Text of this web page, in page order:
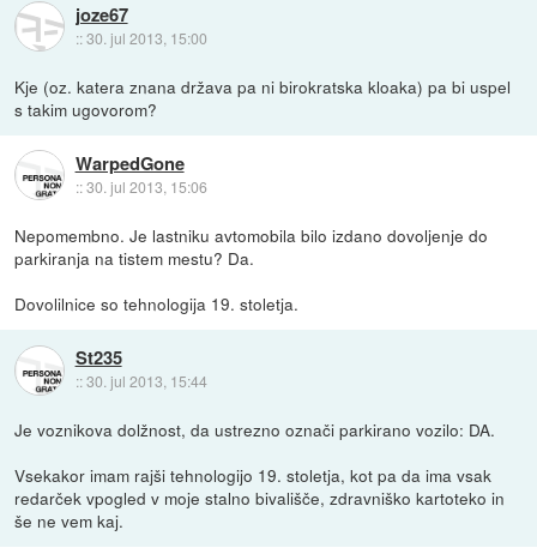
joze67
::30. jul 2013, 15:00
Kje (oz. katera znana država pa ni birokratska kloaka) pa bi uspel
s takim ugovorom?
WarpedGone
::30. jul 2013, 15:06
Nepomembno. Je lastniku avtomobila bilo izdano dovoljenje do
parkiranja na tistem mestu? Da.
Dovolilnice so tehnologija 19. stoletja.
St235
::30. jul 2013, 15:44
Je voznikova dolžnost, da ustrezno označi parkirano vozilo: DA.
Vsekakor imam rajši tehnologijo 19. stoletja, kot pa da ima vsak
redarček vpogled v moje stalno bivališče, zdravniško kartoteko in
še ne vem kaj.